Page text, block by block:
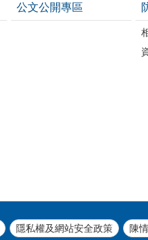
公文公開專區
隱私權及網站安全政策 陳